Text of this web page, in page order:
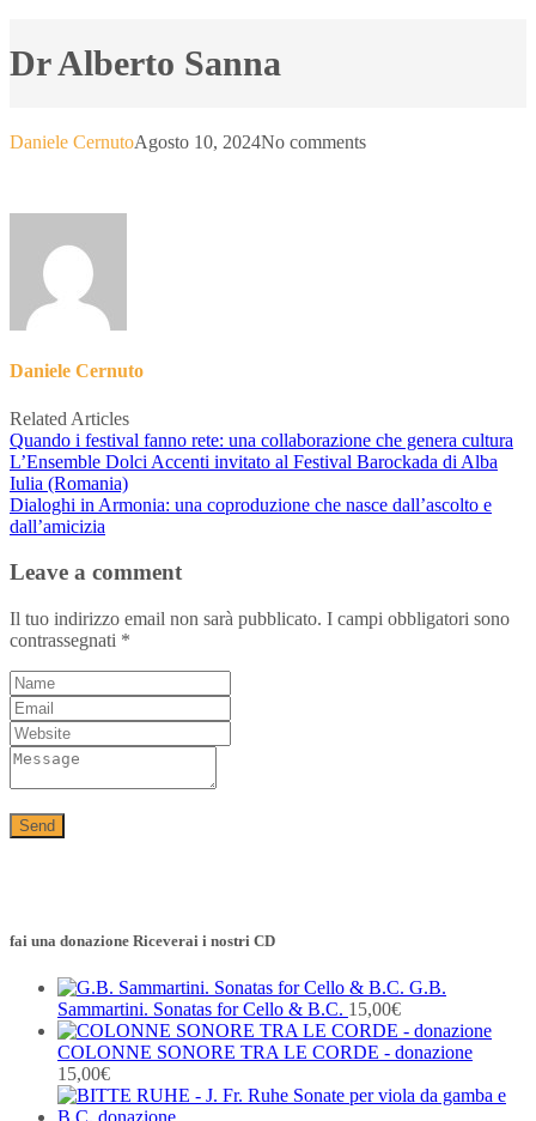
Dr Alberto Sanna
Daniele CernutoAgosto 10, 2024No comments
Daniele Cernuto
Related Articles
Quando i festival fanno rete: una collaborazione che genera cultura
L’Ensemble Dolci Accenti invitato al Festival Barockada di Alba
Iulia (Romania)
Dialoghi in Armonia: una coproduzione che nasce dall’ascolto e
dall’amicizia
Leave a comment
Il tuo indirizzo email non sarà pubblicato. I campi obbligatori sono
contrassegnati *
fai una donazione Riceverai i nostri CD
G.B.
Sammartini. Sonatas for Cello & B.C. 15,00€
COLONNE SONORE TRA LE CORDE - donazione
15,00€